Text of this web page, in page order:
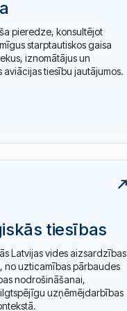
pieredze, konsultējot
starptautiskos gaisa
iznomātājus un
aviācijas tiesību jautājumos.
tiesības
Latvijas vides aizsardzības
no uzticamības pārbaudes
nodrošināšanai,
uzņēmējdarbības